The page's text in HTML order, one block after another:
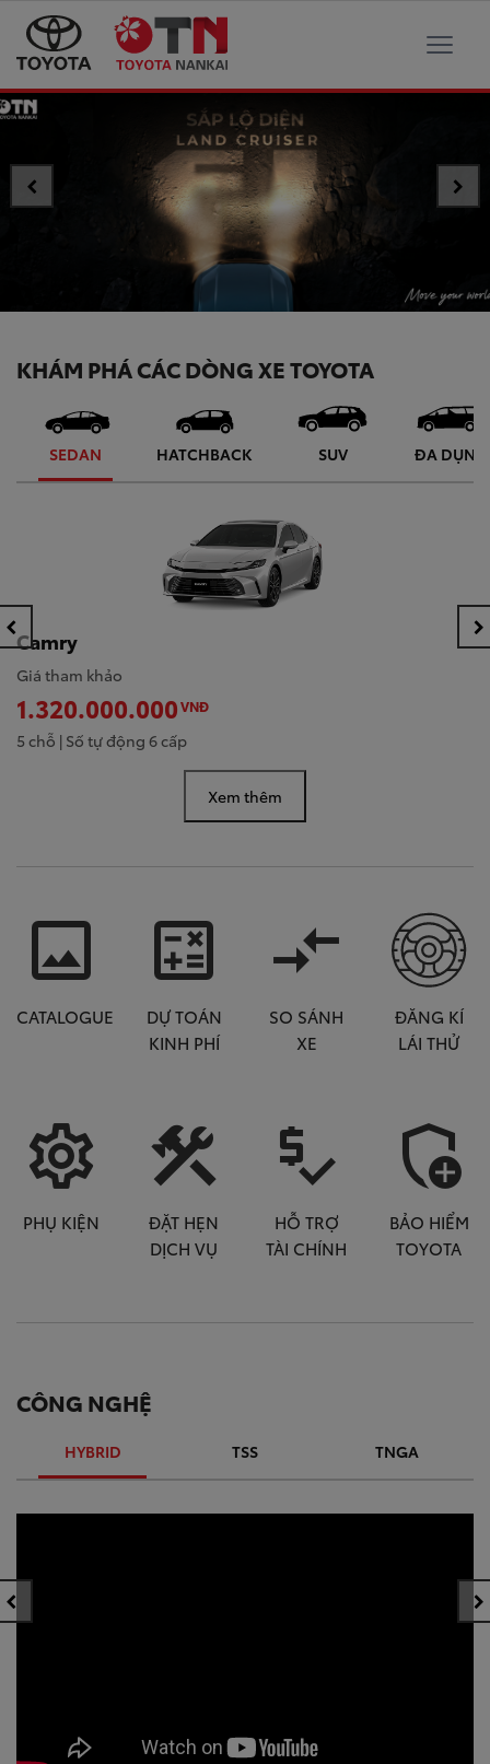
KHÁM PHÁ CÁC DÒNG XE TOYOTA
SEDAN HATCHBACK SUV ĐA DỤNG
Camry
Giá tham khảo
1.320.000.000VNĐ
5 chỗ | Số tự động 6 cấp
Xem thêm
image
CATALOGUE
calculate
DỰ TOÁN
KINH PHÍ
compare_arrows
SO SÁNH
XE
ĐĂNG KÍ
LÁI THỬ
settings
PHỤ KIỆN
construction
ĐẶT HẸN
DỊCH VỤ
price_check
HỖ TRỢ
TÀI CHÍNH
add_moderator
BẢO HIỂM
TOYOTA
CÔNG NGHỆ
HYBRID TSS TNGA